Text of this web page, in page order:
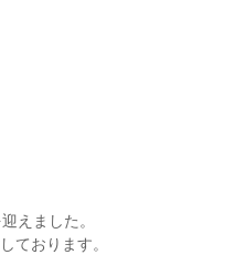
えました。
ております。